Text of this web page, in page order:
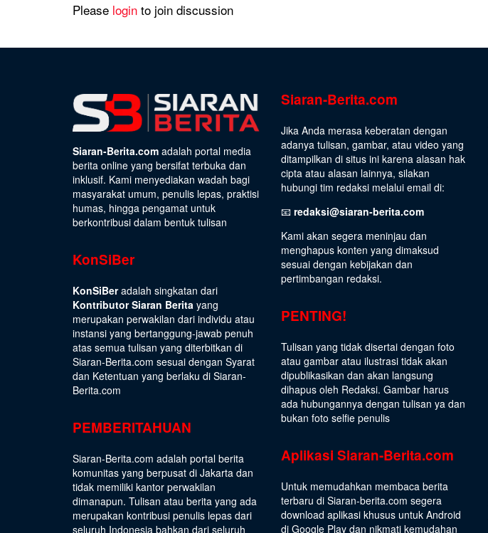
Please login to join discussion
Siaran-Berita.com adalah portal media
berita online yang bersifat terbuka dan
inklusif. Kami menyediakan wadah bagi
masyarakat umum, penulis lepas, praktisi
humas, hingga pengamat untuk
berkontribusi dalam bentuk tulisan
KonSiBer
KonSiBeradalah singkatan dari
Kontributor Siaran Berita yang
merupakan perwakilan dari individu atau
instansi yang bertanggung-jawab penuh
atas semua tulisan yang diterbitkan di
Siaran-Berita.com sesuai dengan Syarat
dan Ketentuan yang berlaku di Siaran-
Berita.com
PEMBERITAHUAN
Siaran-Berita.com adalah portal berita
komunitas yang berpusat di Jakarta dan
tidak memiliki kantor perwakilan
dimanapun. Tulisan atau berita yang ada
merupakan kontribusi penulis lepas dari
seluruh Indonesia bahkan dari seluruh
Siaran-Berita.com
Jika Anda merasa keberatan dengan
adanya tulisan, gambar, atau video yang
ditampilkan di situs ini karena alasan hak
cipta atau alasan lainnya, silakan
hubungi tim redaksi melalui email di:
📧 redaksi@siaran-berita.com
Kami akan segera meninjau dan
menghapus konten yang dimaksud
sesuai dengan kebijakan dan
pertimbangan redaksi.
PENTING!
Tulisan yang tidak disertai dengan foto
atau gambar atau ilustrasi tidak akan
dipublikasikan dan akan langsung
dihapus oleh Redaksi. Gambar harus
ada hubungannya dengan tulisan ya dan
bukan foto selfie penulis
Aplikasi Siaran-Berita.com
Untuk memudahkan membaca berita
terbaru di Siaran-berita.com segera
download aplikasi khusus untuk Android
di Google Play dan nikmati kemudahan